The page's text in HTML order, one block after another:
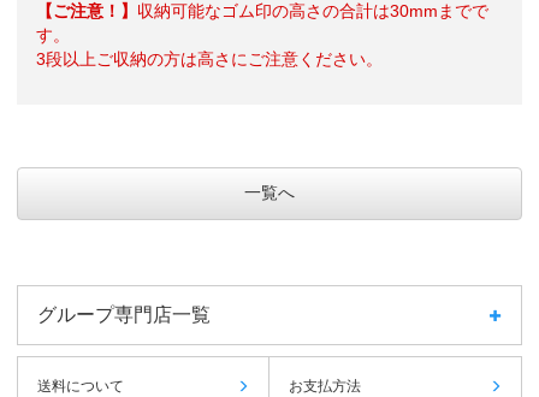
【ご注意！】 収納可能なゴム印の高さの合計は30mmまでで
す。
3段以上ご収納の方は高さにご注意ください。
一覧へ
グループ専門店一覧
送料について お支払方法